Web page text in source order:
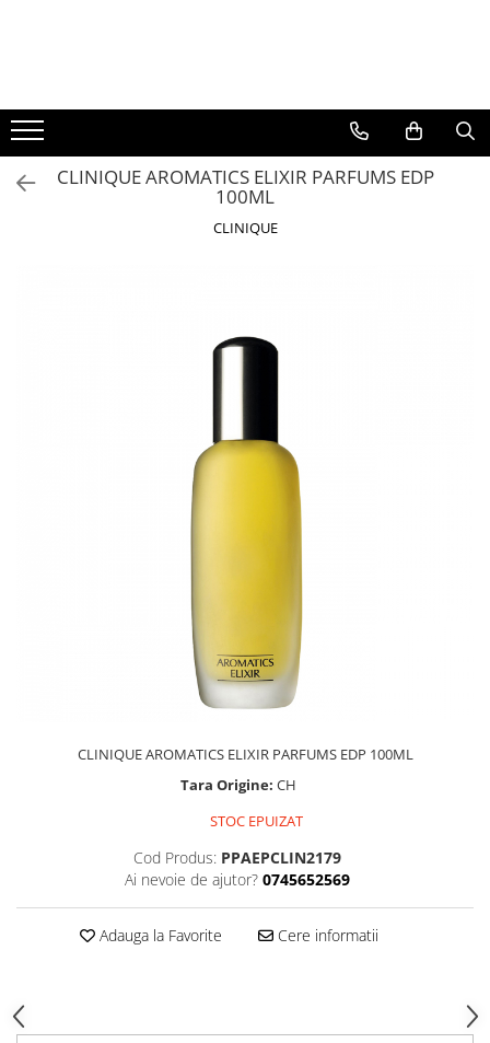
BERE
CAFEA
DEODORANTE
PARFUMURI
CLINIQUE AROMATICS ELIXIR PARFUMS EDP
100ML
CLINIQUE
CLINIQUE AROMATICS ELIXIR PARFUMS EDP 100ML
Tara Origine: CH
STOC EPUIZAT
Cod Produs: PPAEPCLIN2179
Ai nevoie de ajutor? 0745652569
Adauga la Favorite Cere informatii